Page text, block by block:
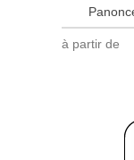
à partir de